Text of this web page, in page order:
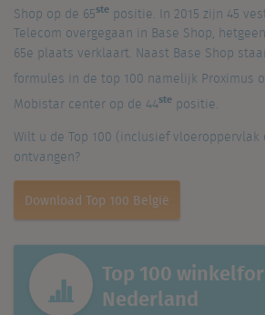
Shop op de 65ste positie. In 2015 zijn 45
Telecom overgegaan in Base Shop,
65e plaats verklaart. Naast Base Shop
formules in de top 100 namelijk Proximus
Mobistar center op de 44ste positie.
Wilt u de Top 100 (inclusief
ontvangen?
Download Top 100 België
Top 100
Nederland